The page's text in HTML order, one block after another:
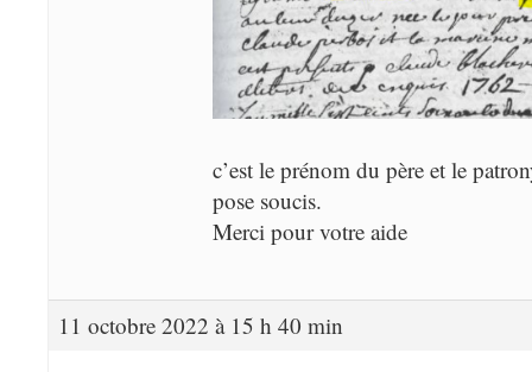
c’est le prénom du père et le
pose soucis.
Merci pour votre aide
11 octobre 2022 à 15 h 40 min